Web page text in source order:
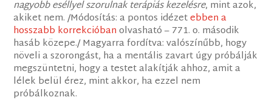
nagyobb eséllyel szorulnak terápiás kezelésre, mint azok,
akiket nem. /Módosítás: a pontos idézetebben a
hosszabb korrekcióbanolvasható – 771. o. második
hasáb közepe./ Magyarra fordítva: valószínűbb, hogy
növeli a szorongást, ha a mentális zavart úgy próbálják
megszüntetni, hogy a testet alakítják ahhoz, amit a
lélek belül érez, mint akkor, ha ezzel nem
próbálkoznak.